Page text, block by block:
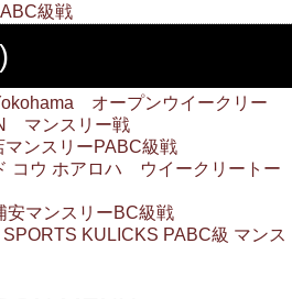
級戦
オープンウイークリー
マンスリー戦
マンスリーPABC級戦
コウ ホアロハ ウイークリートー
安マンスリーBC級戦
KULICKS PABC級 マンス